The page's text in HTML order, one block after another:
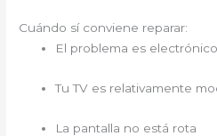
Cuándo sí conviene reparar:
El problema es electrónico
Tu TV es relativamente
La pantalla no está rota